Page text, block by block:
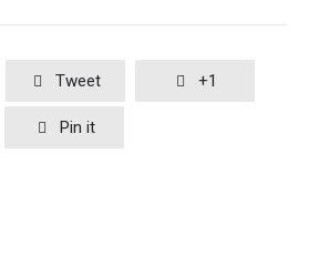
 Tweet  +1
 Pin it